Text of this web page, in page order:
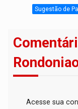
Sugestão de
Acesse sua